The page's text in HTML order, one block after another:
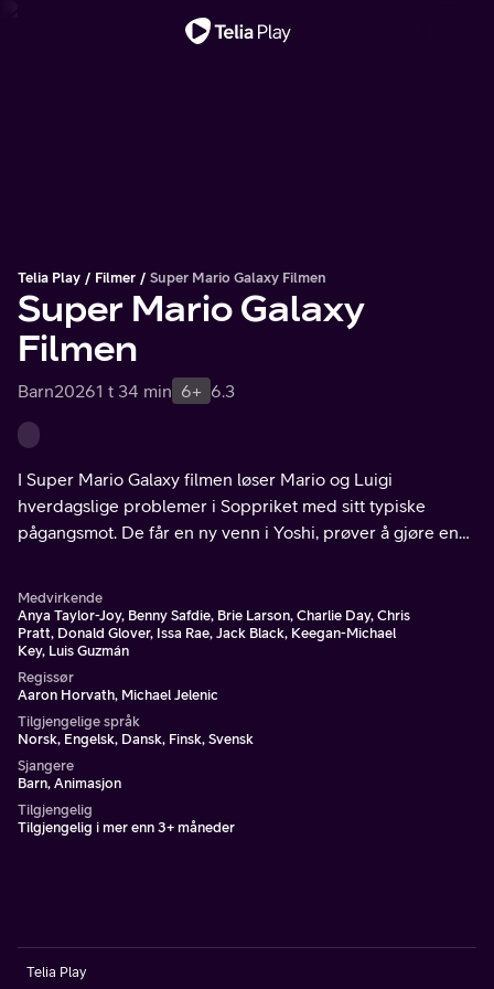
Telia Play Filmer Super Mario Galaxy Filmen
Super Mario Galaxy
Filmen
Barn20261 t 34 min 6+ 6.3
I Super Mario Galaxy filmen løser Mario og Luigi
hverdagslige problemer i Soppriket med sitt typiske
pågangsmot. De får en ny venn i Yoshi, prøver å gjøre en
Medvirkende
Anya Taylor-Joy, Benny Safdie, Brie Larson, Charlie Day, Chris
Pratt, Donald Glover, Issa Rae, Jack Black, Keegan-Michael
Key, Luis Guzmán
Regissør
Aaron Horvath, Michael Jelenic
Tilgjengelige språk
Norsk, Engelsk, Dansk, Finsk, Svensk
Sjangere
Barn, Animasjon
Tilgjengelig
Tilgjengelig i mer enn 3+ måneder
Telia Play